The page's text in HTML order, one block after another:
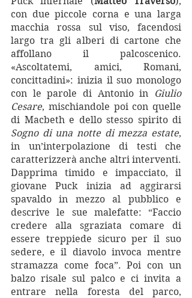
con due piccole corna e una larga
macchia rossa sul viso, facendosi
largo tra gli alberi di cartone che
affollano il palcoscenico.
«Ascoltatemi, amici, Romani,
concittadini»: inizia il suo monologo
con le parole di Antonio in
Giulio
Cesare, mischiandole poi con quelle
Sogno di una notte di mezza estate,
in un’interpolazione di testi che
caratterizzerà anche altri interventi.
Dapprima timido e impacciato, il
giovane Puck inizia ad aggirarsi
spavaldo in mezzo al pubblico e
descrive le sue malefatte: “Faccio
credere alla sgraziata comare di
essere treppiede sicuro per il suo
sedere, e il diavolo invoca mentre
stramazza come foca”. Poi con un
balzo risale sul palco e ci invita a
entrare nella foresta del parco,